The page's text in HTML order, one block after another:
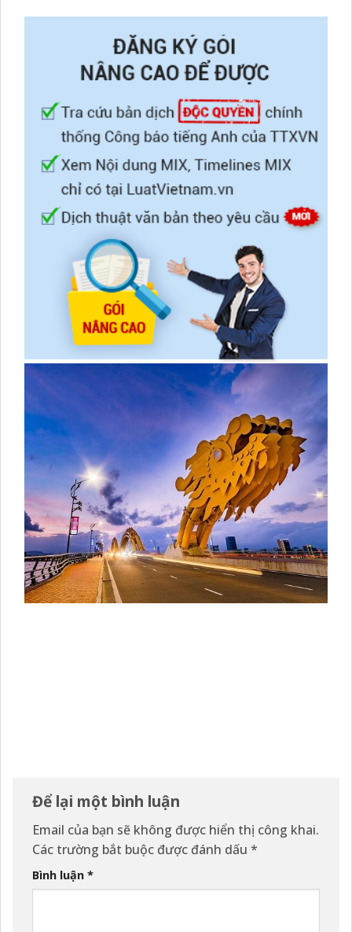
Để lại một bình luận
Email của bạn sẽ không được hiển thị công khai.
Các trường bắt buộc được đánh dấu *
Bình luận *